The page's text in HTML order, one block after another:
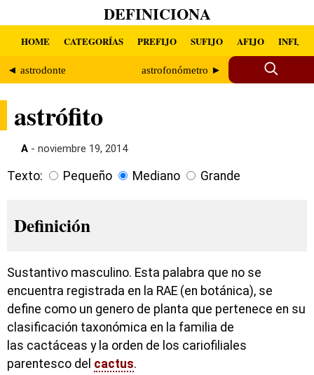
DEFINICIONA
HOME CATEGORÍAS PREFIJO SUFIJO AFIJO INFIJO
◄ astrodonte astrofonómetro ►
astrófito
A - noviembre 19, 2014
Texto: Pequeño Mediano Grande
Definición
Sustantivo masculino. Esta palabra que no se
encuentra registrada en la RAE (en botánica), se
define como un genero de planta que pertenece en su
clasificación taxonómica en la familia de
las cactáceas y la orden de los cariofiliales
parentesco del cactus.